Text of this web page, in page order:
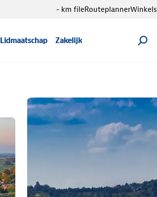
Lidmaatschap Zakelijk
- km fileRouteplannerWinkels